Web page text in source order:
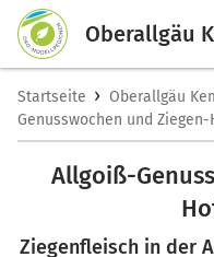
Oberallgäu
Startseite › Oberallgäu
Genusswochen und
Allgoiß-
Ziegenfleisch in der